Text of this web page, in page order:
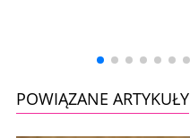
POWIĄZANE ARTYKUŁY